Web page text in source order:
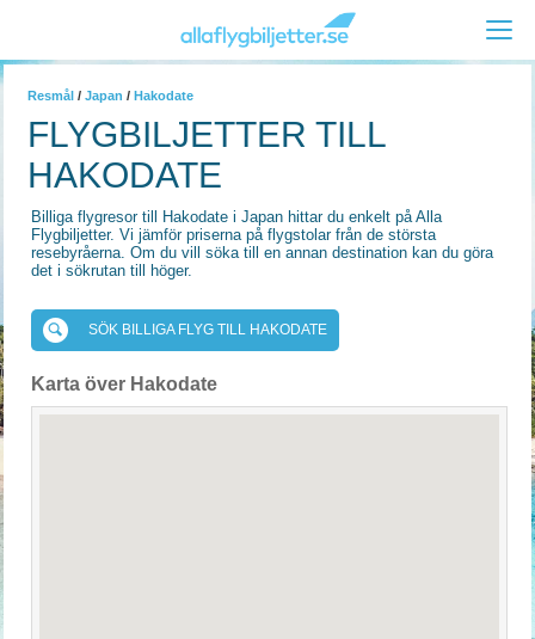
Resmål / Japan / Hakodate
FLYGBILJETTER TILL
HAKODATE
Billiga flygresor till Hakodate i Japan hittar du enkelt på Alla
Flygbiljetter. Vi jämför priserna på flygstolar från de största
resebyråerna. Om du vill söka till en annan destination kan du göra
det i sökrutan till höger.
SÖK BILLIGA FLYG TILL HAKODATE
Karta över Hakodate